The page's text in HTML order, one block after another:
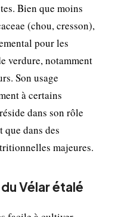
Bien que moins
(chou, cresson),
pour les
verdure, notamment
Son usage
à certains
dans son rôle
dans des
majeures.
Vélar étalé